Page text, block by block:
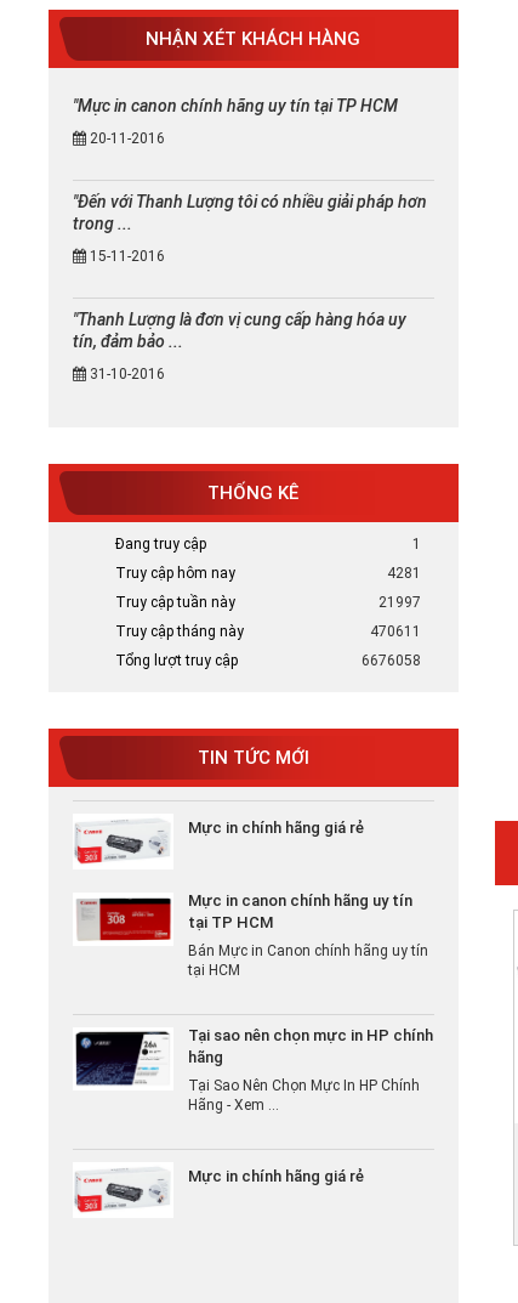
NHẬN XÉT KHÁCH HÀNG
"Mực in canon chính hãng uy tín tại TP HCM
20-11-2016
"Đến với Thanh Lượng tôi có nhiều giải pháp hơn
trong ...
15-11-2016
"Thanh Lượng là đơn vị cung cấp hàng hóa uy
tín, đảm bảo ...
31-10-2016
THỐNG KÊ
Đang truy cập
1
Truy cập hôm nay
4281
Truy cập tuần này
21997
Truy cập tháng này
470611
Tổng lượt truy cập
6676058
TIN TỨC MỚI
tại TP HCM
Bán Mực in Canon chính hãng uy tín
tại HCM
Tại sao nên chọn mực in HP chính
Hãng - Xem ...
Mực in chính hãng giá rẻ
tại TP HCM
Bán Mực in Canon chính hãng uy tín
tại HCM
Tại sao nên chọn mực in HP chính
hãng
Tại Sao Nên Chọn Mực In HP Chính
Hãng - Xem ...
Mực in chính hãng giá rẻ